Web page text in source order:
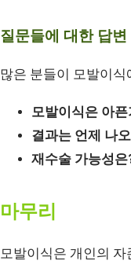
질문들에 대한 답변
많은 분들이 모발이
모발이식은 아픈
결과는 언제 나
재수술 가능성은
마무리
모발이식은 개인의